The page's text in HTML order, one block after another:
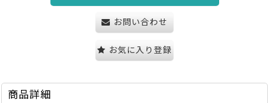
お問い合わせ
お気に入り登録
商品詳細